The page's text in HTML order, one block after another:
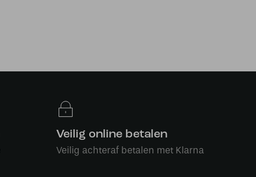
Veilig online betalen
Veilig achteraf betalen met Klarna